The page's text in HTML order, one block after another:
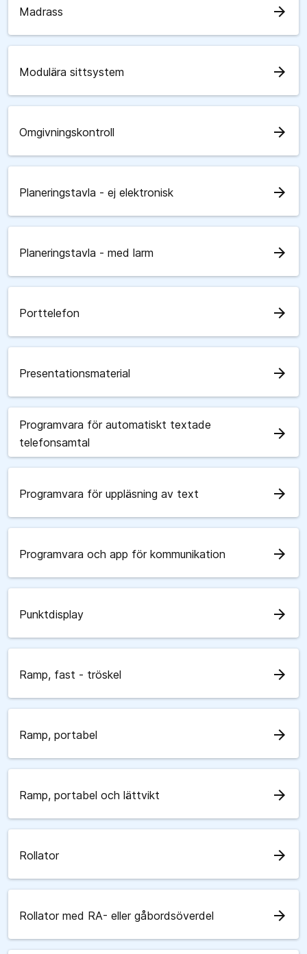
Madrass arrow_forward
Modulära sittsystem arrow_forward
Omgivningskontroll arrow_forward
Planeringstavla - ej elektronisk arrow_forward
Planeringstavla - med larm arrow_forward
Porttelefon arrow_forward
Presentationsmaterial arrow_forward
Programvara för automatiskt textade
telefonsamtal
arrow_forward
Programvara för uppläsning av text arrow_forward
Programvara och app för kommunikation arrow_forward
Punktdisplay arrow_forward
Ramp, fast - tröskel arrow_forward
Ramp, portabel arrow_forward
Ramp, portabel och lättvikt arrow_forward
Rollator arrow_forward
Rollator med RA- eller gåbordsöverdel arrow_forward